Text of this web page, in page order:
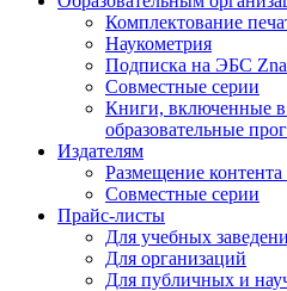
Комплектование
Наукометрия
Подписка на ЭБС
Совместные серии
Книги, включенные
образовательные
Издателям
Размещение
Совместные серии
Прайс-листы
Для учебных
Для организаций
Для публичных и